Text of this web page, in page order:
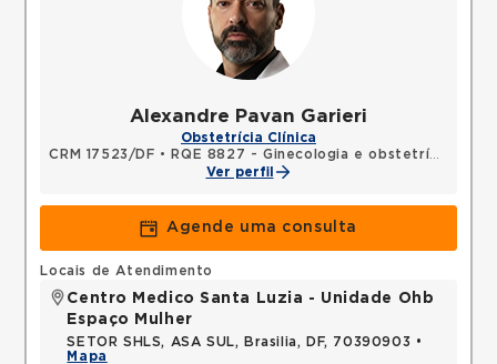
Alexandre Pavan Garieri
Obstetrícia Clínica
CRM 17523/DF •
RQE 8827 - Ginecologia e obstetrícia
Ver perfil
Agende uma consulta
Locais de Atendimento
Centro Medico Santa Luzia - Unidade Ohb
Espaço Mulher
SETOR SHLS, ASA SUL, Brasilia, DF, 70390903 •
Mapa